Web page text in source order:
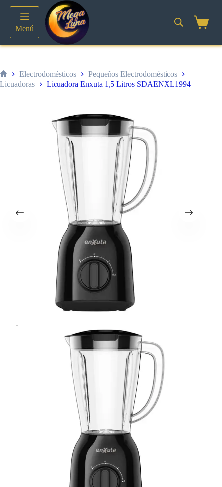
contenido
Menú
Inicio
Electrodomésticos
Pequeños Electrodomésticos
Licuadoras
Licuadora Enxuta 1,5 Litros SDAENXL1994